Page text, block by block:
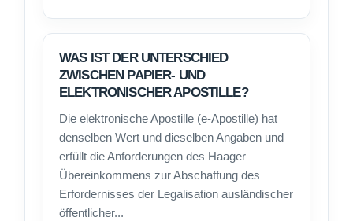
WAS IST DER UNTERSCHIED
ZWISCHEN PAPIER- UND
ELEKTRONISCHER APOSTILLE?
Die elektronische Apostille (e-Apostille) hat
denselben Wert und dieselben Angaben und
erfüllt die Anforderungen des Haager
Übereinkommens zur Abschaffung des
Erfordernisses der Legalisation ausländischer
öffentlicher...